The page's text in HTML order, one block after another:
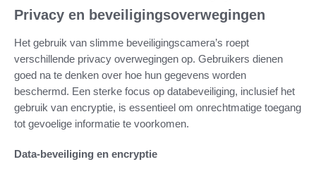
Privacy en beveiligingsoverwegingen
Het gebruik van slimme beveiligingscamera’s roept
verschillende privacy overwegingen op. Gebruikers dienen
goed na te denken over hoe hun gegevens worden
beschermd. Een sterke focus op databeveiliging, inclusief het
gebruik van encryptie, is essentieel om onrechtmatige toegang
tot gevoelige informatie te voorkomen.
Data-beveiliging en encryptie